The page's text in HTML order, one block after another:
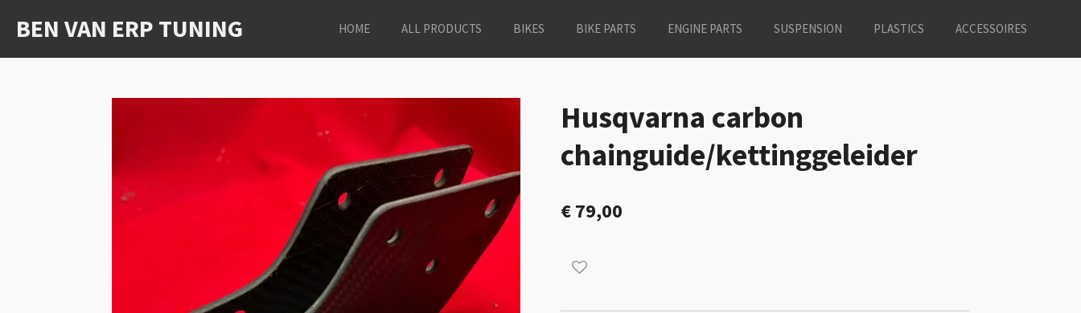
direct
BEN VAN ERP TUNING HOME ALL PRODUCTS BIKES BIKE PARTS ENGINE PARTS SUSPENSION PLASTICS ACCESSOIRES
Husqvarna carbon
chainguide/kettinggeleider
€ 79,00